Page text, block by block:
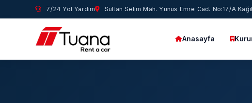
7/24 Yol Yardım Sultan Selim Mah. Yunus Emre Cad. No:17/A
Anasayfa